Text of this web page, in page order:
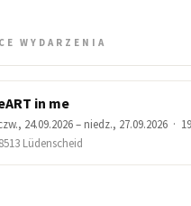
WYDARZENIA
in me
24.09.2026 – niedz., 27.09.2026 ·
Lüdenscheid